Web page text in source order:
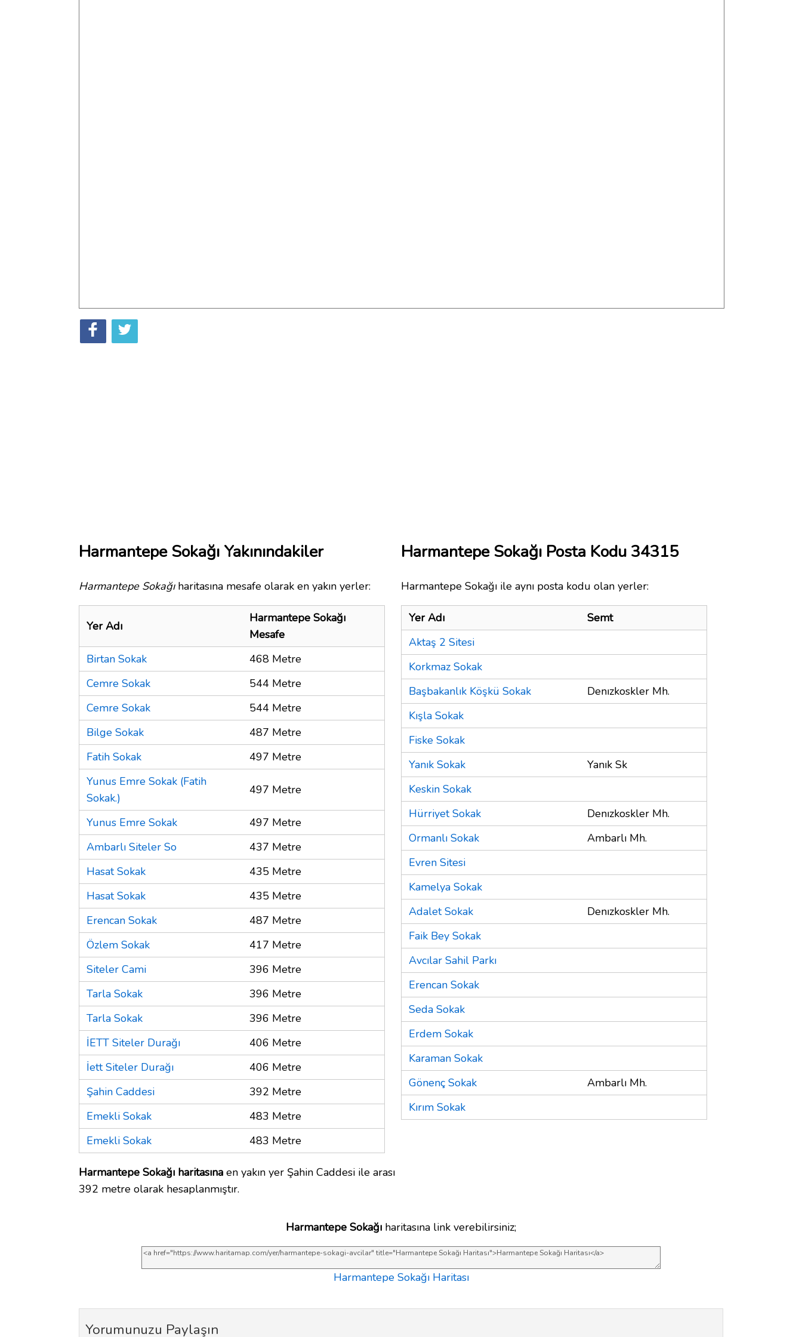
Harmantepe Sokağı Yakınındakiler
Harmantepe Sokağıharitasına mesafe olarak en yakın yerler:
Yer Adı
Harmantepe Sokağı
Mesafe
Birtan Sokak
468 Metre
Cemre Sokak
544 Metre
Cemre Sokak
544 Metre
Bilge Sokak
487 Metre
Fatih Sokak
497 Metre
Yunus Emre Sokak (Fatih
Sokak.)
497 Metre
Yunus Emre Sokak
497 Metre
Ambarlı Siteler So
437 Metre
Hasat Sokak
435 Metre
Hasat Sokak
435 Metre
Erencan Sokak
487 Metre
Özlem Sokak
417 Metre
Siteler Cami
396 Metre
Tarla Sokak
396 Metre
Tarla Sokak
396 Metre
İETT Siteler Durağı
406 Metre
İett Siteler Durağı
406 Metre
Şahin Caddesi
392 Metre
Emekli Sokak
483 Metre
Emekli Sokak
483 Metre
Harmantepe Sokağı haritasına en yakın yer Şahin Caddesi ile arası
392 metre olarak hesaplanmıştır.
Harmantepe Sokağı Posta Kodu 34315
Harmantepe Sokağı ile aynı posta kodu olan yerler:
Yer Adı
Semt
Aktaş 2 Sitesi
Korkmaz Sokak
Başbakanlık Köşkü Sokak
Denızkoskler Mh.
Kışla Sokak
Fiske Sokak
Yanık Sokak
Yanık Sk
Keskin Sokak
Hürriyet Sokak
Denızkoskler Mh.
Ormanlı Sokak
Ambarlı Mh.
Evren Sitesi
Kamelya Sokak
Adalet Sokak
Denızkoskler Mh.
Faik Bey Sokak
Avcılar Sahil Parkı
Erencan Sokak
Seda Sokak
Erdem Sokak
Karaman Sokak
Gönenç Sokak
Ambarlı Mh.
Kırım Sokak
Harmantepe Sokağı haritasına link verebilirsiniz;
Harmantepe Sokağı Haritası
Yorumunuzu Paylaşın